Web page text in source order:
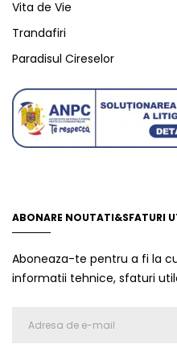
Vita de Vie
Trandafiri
Paradisul Cireselor
ABONARE NOUTATI&SFATURI
Aboneaza-te pentru a fi la
informatii tehnice, sfaturi